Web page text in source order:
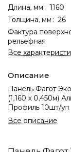
Длина, мм : 1160
Толщина, мм : 26
Фактура
рельефная
Все
Описание
Панель Фагот
(1,160 х 0,450м)
Профиль 10шт/уп
Все описание